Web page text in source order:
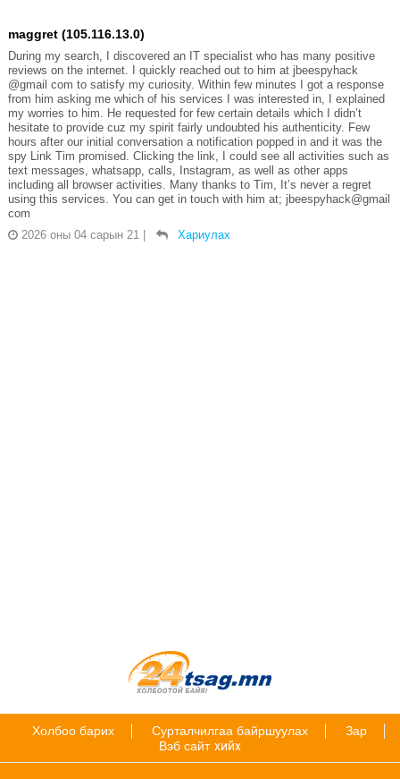
maggret (105.116.13.0)
During my search, I discovered an IT specialist who has many positive
reviews on the internet. I quickly reached out to him at jbeespyhack
@gmail com to satisfy my curiosity. Within few minutes I got a response
from him asking me which of his services I was interested in, I explained
my worries to him. He requested for few certain details which I didn’t
hesitate to provide cuz my spirit fairly undoubted his authenticity. Few
hours after our initial conversation a notification popped in and it was the
spy Link Tim promised. Clicking the link, I could see all activities such as
text messages, whatsapp, calls, Instagram, as well as other apps
including all browser activities. Many thanks to Tim, It’s never a regret
using this services. You can get in touch with him at; jbeespyhack@gmail
com
2026 оны 04 сарын 21
Хариулах
Холбоо барих Сурталчилгаа байршуулах
Зар
Вэб сайт хийх